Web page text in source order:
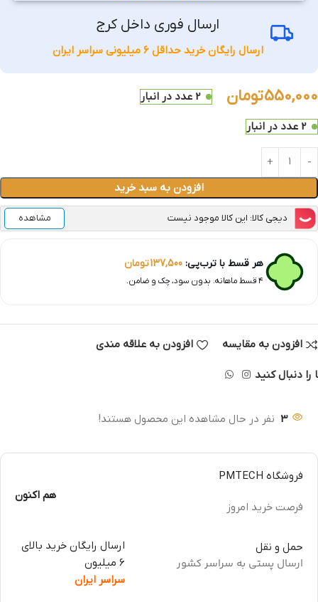
ارسال فوری داخل کرج
ارسال رایگان خرید حداقل 6 میلیونی سراسر ایران
550,000تومان 2 عدد در انبار
2 عدد در انبار
افزودن به سبد خرید
دیجی کالا: این کالا موجود نیست مشاهده
هر قسط با ترب‌پی: 137,500تومان
۴ قسط ماهانه. بدون سود، چک و ضامن.
افزودن به مقایسه افزودن به علاقه مندی
را دنبال کنید
3 نفر در حال مشاهده این محصول هستند!
فروشگاه PMTECH
فرصت خرید امروز
هم اکنون
حمل و نقل
ارسال پستی به سراسر کشور
ارسال رایگان خرید بالای
6 میلیون
سراسر ایران